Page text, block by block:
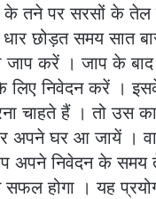
के तने पर सरसों के तेल
धार छोड़त समय सात
जाप करें । जाप के
लिए निवेदन करें ।
चाहते हैं । तो उस
अपने घर आ जायें ।
अपने निवेदन के समय
होगा । यह